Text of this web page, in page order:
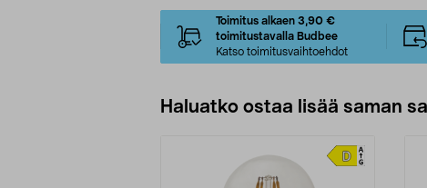
Toimitus alkaen 3,90 €
toimitustavalla Budbee
Katso toimitusvaihtoehdot
Haluatko ostaa lisää saman